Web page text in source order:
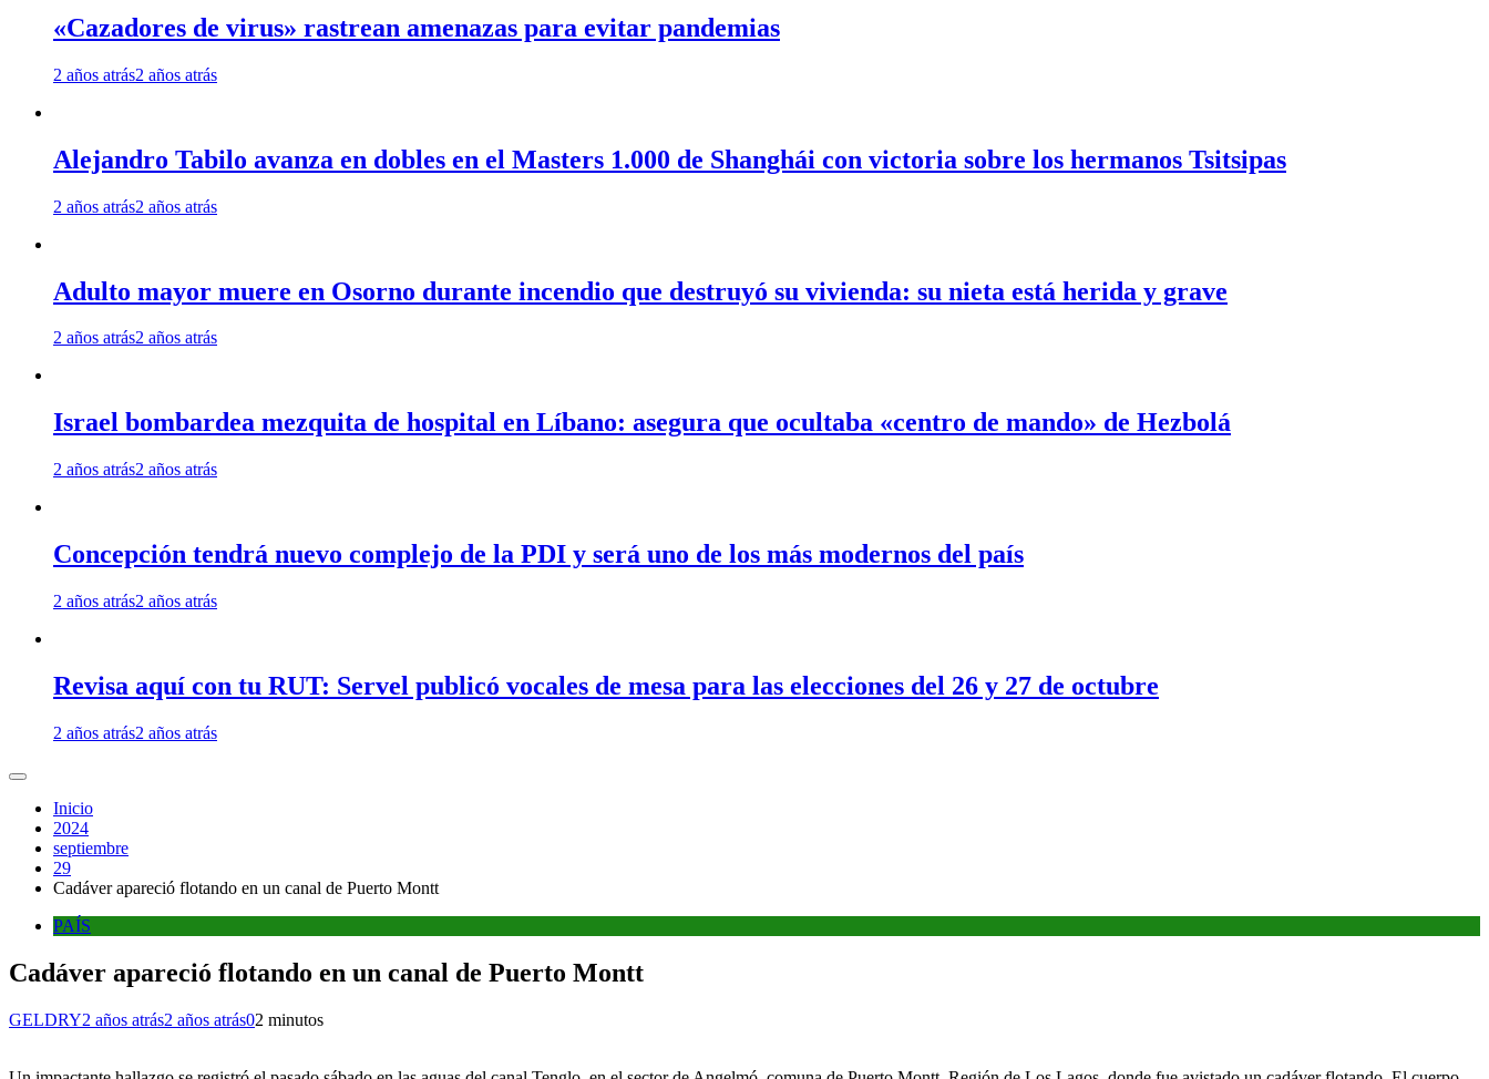
«Cazadores de virus» rastrean amenazas para evitar pandemias
2 años atrás2 años atrás
Alejandro Tabilo avanza en dobles en el Masters 1.000 de Shanghái con victoria sobre los hermanos Tsitsipas
2 años atrás2 años atrás
Adulto mayor muere en Osorno durante incendio que destruyó su vivienda: su nieta está herida y grave
2 años atrás2 años atrás
Israel bombardea mezquita de hospital en Líbano: asegura que ocultaba «centro de mando» de Hezbolá
2 años atrás2 años atrás
Concepción tendrá nuevo complejo de la PDI y será uno de los más modernos del país
2 años atrás2 años atrás
Revisa aquí con tu RUT: Servel publicó vocales de mesa para las elecciones del 26 y 27 de octubre
2 años atrás2 años atrás
Inicio
2024
septiembre
29
Cadáver apareció flotando en un canal de Puerto Montt
PAÍS
Cadáver apareció flotando en un canal de Puerto Montt
GELDRY2 años atrás2 años atrás02 minutos